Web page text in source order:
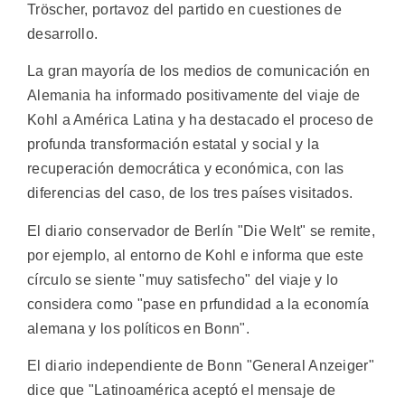
Tröscher, portavoz del partido en cuestiones de
desarrollo.
La gran mayoría de los medios de comunicación en
Alemania ha informado positivamente del viaje de
Kohl a América Latina y ha destacado el proceso de
profunda transformación estatal y social y la
recuperación democrática y económica, con las
diferencias del caso, de los tres países visitados.
El diario conservador de Berlín "Die Welt" se remite,
por ejemplo, al entorno de Kohl e informa que este
círculo se siente "muy satisfecho" del viaje y lo
considera como "pase en prfundidad a la economía
alemana y los políticos en Bonn".
El diario independiente de Bonn "General Anzeiger"
dice que "Latinoamérica aceptó el mensaje de